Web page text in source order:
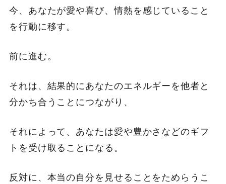
今、あなたが愛や喜び、情熱を感じていること
を行動に移す。
前に進む。
それは、結果的にあなたのエネルギーを他者と
分かち合うことにつながり、
それによって、あなたは愛や豊かさなどのギフ
トを受け取ることになる。
反対に、本当の自分を見せることをためらうこ